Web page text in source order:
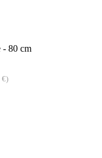
- 80 cm
€)